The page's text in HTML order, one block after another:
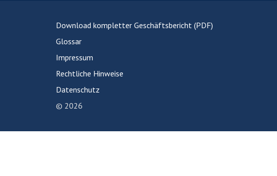
Download kompletter Geschäftsbericht (PDF)
Glossar
Impressum
Rechtliche Hinweise
Datenschutz
© 2026